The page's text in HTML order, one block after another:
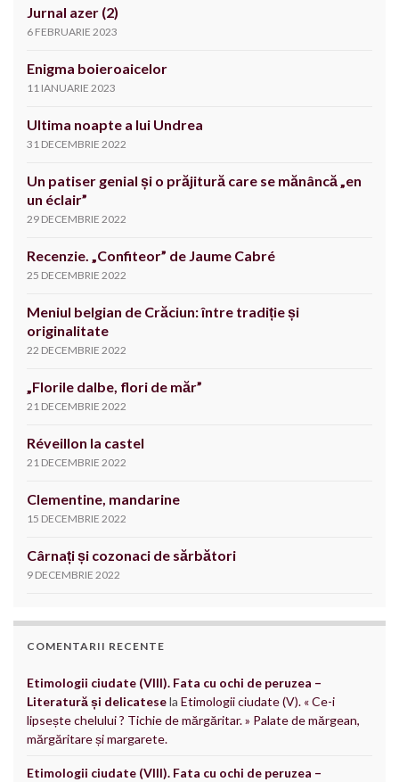
Jurnal azer (2)
6 FEBRUARIE 2023
Enigma boieroaicelor
11 IANUARIE 2023
Ultima noapte a lui Undrea
31 DECEMBRIE 2022
Un patiser genial și o prăjitură care se mănâncă „en
un éclair”
29 DECEMBRIE 2022
Recenzie. „Confiteor” de Jaume Cabré
25 DECEMBRIE 2022
Meniul belgian de Crăciun: între tradiție și
originalitate
22 DECEMBRIE 2022
„Florile dalbe, flori de măr”
21 DECEMBRIE 2022
Réveillon la castel
21 DECEMBRIE 2022
Clementine, mandarine
15 DECEMBRIE 2022
Cârnați și cozonaci de sărbători
9 DECEMBRIE 2022
COMENTARII RECENTE
Etimologii ciudate (VIII). Fata cu ochi de peruzea –
Literatură și delicatesela Etimologii ciudate (V). « Ce-i
lipsește chelului ? Tichie de mărgăritar. » Palate de mărgean,
mărgăritare și margarete.
Etimologii ciudate (VIII). Fata cu ochi de peruzea –